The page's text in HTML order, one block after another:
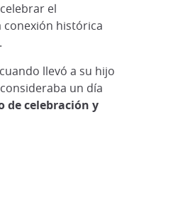
el
conexión histórica
llevó a su hijo
un día
de celebración y